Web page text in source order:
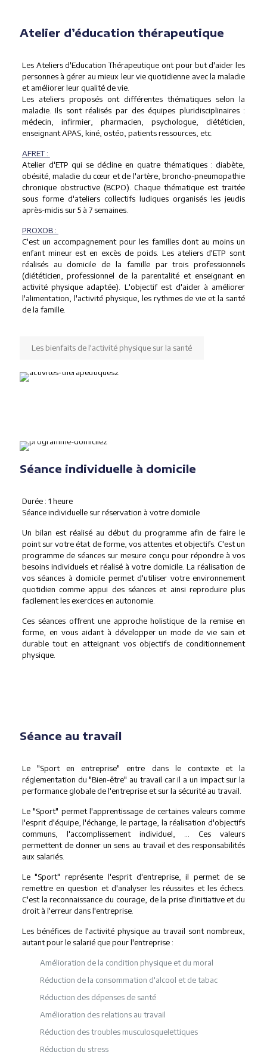
Atelier d’éducation thérapeutique
Les Ateliers d'Education Thérapeutique ont pour but d'aider les
personnes à gérer au mieux leur vie quotidienne avec la maladie
et améliorer leur qualité de vie.
Les ateliers proposés ont différentes thématiques selon la
maladie. Ils sont réalisés par des équipes pluridisciplinaires :
médecin, infirmier, pharmacien, psychologue, diététicien,
enseignant APAS, kiné, ostéo, patients ressources, etc.
AFRET :
Atelier d'ETP qui se décline en quatre thématiques : diabète,
obésité, maladie du cœur et de l'artère, broncho-pneumopathie
chronique obstructive (BCPO). Chaque thématique est traitée
sous forme d'ateliers collectifs ludiques organisés les jeudis
après-midis sur 5 à 7 semaines.
PROXOB :
C'est un accompagnement pour les familles dont au moins un
enfant mineur est en excès de poids. Les ateliers d'ETP sont
réalisés au domicile de la famille par trois professionnels
(diététicien, professionnel de la parentalité et enseignant en
activité physique adaptée). L'objectif est d'aider à améliorer
l'alimentation, l'activité physique, les rythmes de vie et la santé
de la famille.
Les bienfaits de l'activité physique sur la santé
Séance individuelle à domicile
Durée : 1 heure
Séance individuelle sur réservation à votre domicile
Un bilan est réalisé au début du programme afin de faire le
point sur votre état de forme, vos attentes et objectifs. C'est un
programme de séances sur mesure conçu pour répondre à vos
besoins individuels et réalisé à votre domicile. La réalisation de
vos séances à domicile permet d'utiliser votre environnement
quotidien comme appui des séances et ainsi reproduire plus
facilement les exercices en autonomie.
Ces séances offrent une approche holistique de la remise en
forme, en vous aidant à développer un mode de vie sain et
durable tout en atteignant vos objectifs de conditionnement
physique.
Séance au travail
Le "Sport en entreprise" entre dans le contexte et la
réglementation du "Bien-être" au travail car il a un impact sur la
performance globale de l'entreprise et sur la sécurité au travail.
Le "Sport" permet l'apprentissage de certaines valeurs comme
l'esprit d'équipe, l'échange, le partage, la réalisation d'objectifs
communs, l'accomplissement individuel, … Ces valeurs
permettent de donner un sens au travail et des responsabilités
aux salariés.
Le "Sport" représente l'esprit d'entreprise, il permet de se
remettre en question et d'analyser les réussites et les échecs.
C'est la reconnaissance du courage, de la prise d'initiative et du
droit à l'erreur dans l'entreprise.
Les bénéfices de l'activité physique au travail sont nombreux,
autant pour le salarié que pour l'entreprise :
Amélioration de la condition physique et du moral
Réduction de la consommation d'alcool et de tabac
Réduction des dépenses de santé
Amélioration des relations au travail
Réduction des troubles musculosquelettiques
Réduction du stress